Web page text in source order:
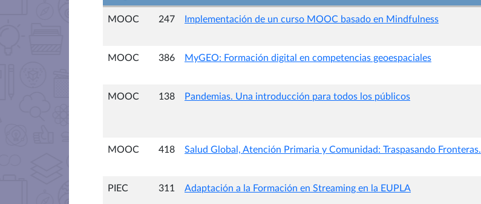
MOOC 247 Implementación de un curso MOOC basado en Mindfulness
MOOC 386 MyGEO: Formación digital en competencias geoespaciales
MOOC 138 Pandemias. Una introducción para todos los públicos
MOOC 418 Salud Global, Atención Primaria y Comunidad: Traspasando Fronteras.
PIEC 311 Adaptación a la Formación en Streaming en la EUPLA